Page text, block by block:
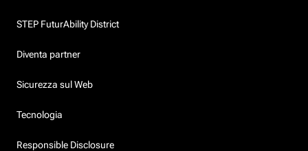
STEP FuturAbility District
Diventa partner
Sicurezza sul Web
Tecnologia
Responsible Disclosure